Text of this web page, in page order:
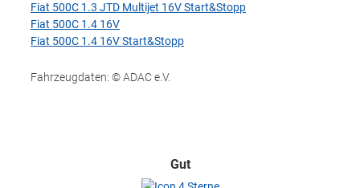
Fiat 500C 1.3 JTD Multijet 16V Start&Stopp
Fiat 500C 1.4 16V
Fiat 500C 1.4 16V Start&Stopp
Fahrzeugdaten: © ADAC e.V.
Gut